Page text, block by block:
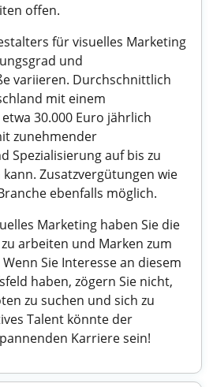
offen.
für visuelles Marketing
und
variieren. Durchschnittlich
mit einem
30.000 Euro jährlich
zunehmender
Spezialisierung auf bis zu
kann. Zusatzvergütungen wie
ebenfalls möglich.
Marketing haben Sie die
arbeiten und Marken zum
Sie Interesse an diesem
haben, zögern Sie nicht,
zu suchen und sich zu
Talent könnte der
Karriere sein!